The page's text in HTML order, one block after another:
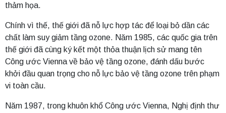
thảm họa.
Chính vì thế, thế giới đã nỗ lực hợp tác để loại bỏ dần các
chất làm suy giảm tầng ozone. Năm 1985, các quốc gia trên
thế giới đã cùng ký kết một thỏa thuận lịch sử mang tên
Công ước Vienna về bảo vệ tầng ozone, đánh dấu bước
khởi đầu quan trọng cho nỗ lực bảo vệ tầng ozone trên phạm
vi toàn cầu.
Năm 1987, trong khuôn khổ Công ước Vienna, Nghị định thư